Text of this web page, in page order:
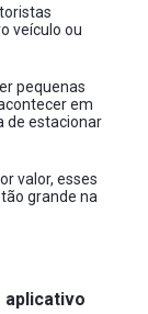
veículo ou
pequenas
em
de estacionar
valor, esses
grande na